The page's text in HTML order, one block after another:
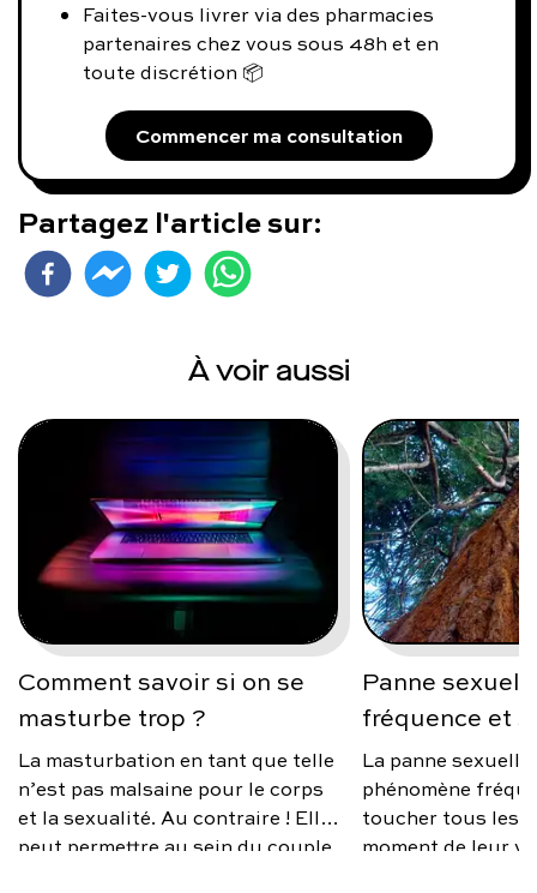
Faites-vous livrer via des pharmacies
partenaires chez vous sous 48h et en
toute discrétion 📦
Commencer ma consultation
Partagez l'article sur:
À voir aussi
Comment savoir si on se
masturbe trop ?
La masturbation en tant que telle
n’est pas malsaine pour le corps
et la sexualité. Au contraire ! Elle
peut permettre au sein du couple
Panne
fréquence et
La panne
phénomène
toucher tous les
moment de leur